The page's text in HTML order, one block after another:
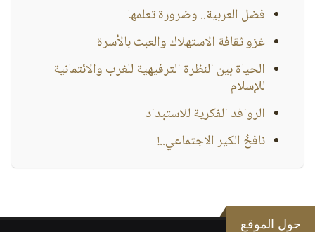
فضل العربية.. وضرورة تعلمها
غزو ثقافة الاستهلاك والعبث بالأسرة
الحياة بين النظرة الترفيهية للغرب والائتمانية
للإسلام
الروافد الفكرية للاستبداد
نافخُ الكير الاجتماعي..!
حول الموقع